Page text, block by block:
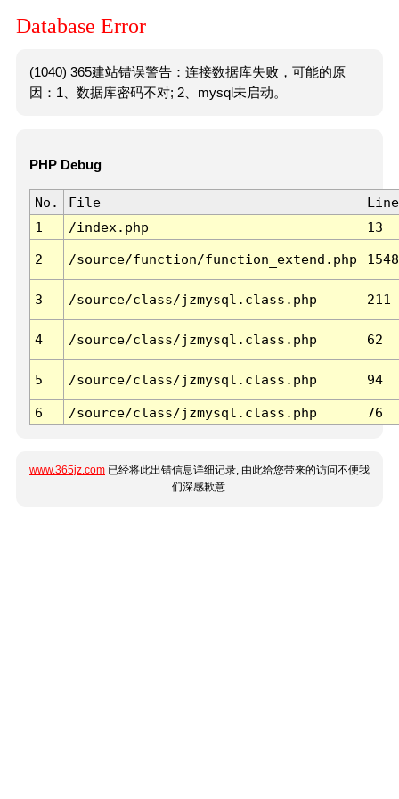
Database Error
(1040) 365建站错误警告：连接数据库失败，可能的原
因：1、数据库密码不对; 2、mysql未启动。
PHP Debug
No. File
Line
1
/index.php 13
2 /source/function/function_extend.php 1548
3 /source/class/jzmysql.class.php 211
4 /source/class/jzmysql.class.php 62
5 /source/class/jzmysql.class.php 94
6 /source/class/jzmysql.class.php 76
www.365jz.com 已经将此出错信息详细记录, 由此给您带来的访问不便我
们深感歉意.